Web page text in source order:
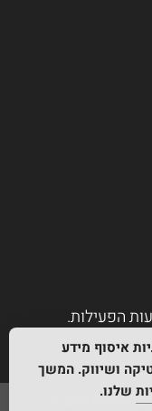
הפעילות.
2026©
איסוף מידע
ושיווק. המשך
שלנו.